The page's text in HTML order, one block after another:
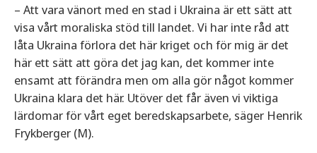
– Att vara vänort med en stad i Ukraina är ett sätt att
visa vårt moraliska stöd till landet. Vi har inte råd att
låta Ukraina förlora det här kriget och för mig är det
här ett sätt att göra det jag kan, det kommer inte
ensamt att förändra men om alla gör något kommer
Ukraina klara det här. Utöver det får även vi viktiga
lärdomar för vårt eget beredskapsarbete, säger Henrik
Frykberger (M).